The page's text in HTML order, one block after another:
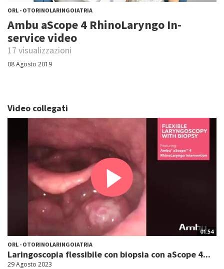
ORL - OTORINOLARINGOIATRIA
Ambu aScope 4 RhinoLaryngo In-
service video
17 visualizzazioni
08 Agosto 2019
Video collegati
01:54
ORL - OTORINOLARINGOIATRIA
Laringoscopia flessibile con biopsia con aScope 4...
29 Agosto 2023